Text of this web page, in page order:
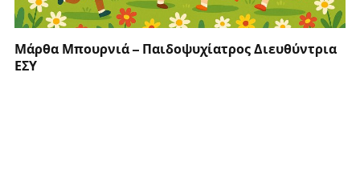
Μάρθα Μπουρνιά – Παιδοψυχίατρος Διευθύντρια
ΕΣΥ